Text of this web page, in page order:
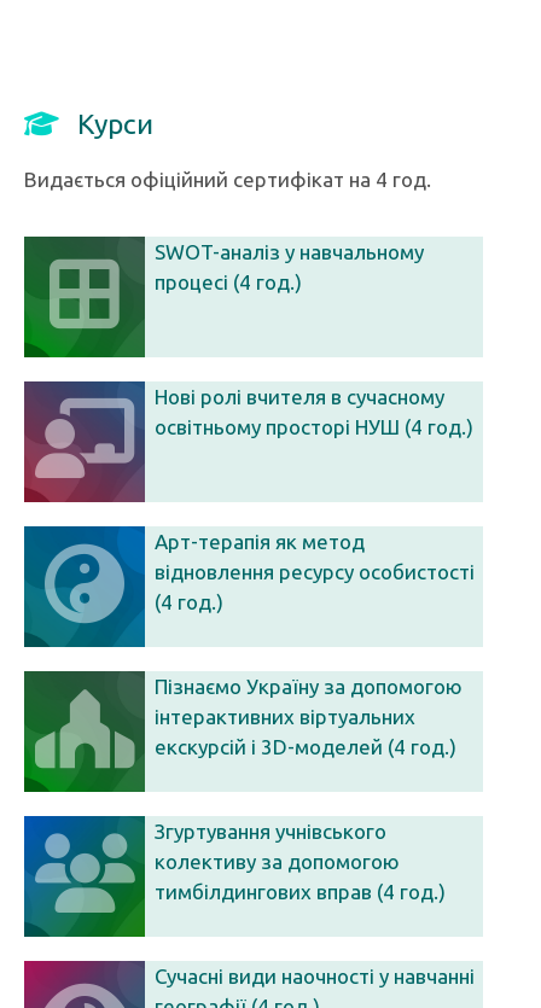
Курси
Видається офіційний сертифікат на 4 год.
SWOT-аналіз у навчальному
процесі (4 год.)
Нові ролі вчителя в сучасному
освітньому просторі НУШ (4 год.)
Арт-терапія як метод
відновлення ресурсу особистості
(4 год.)
Пізнаємо Україну за допомогою
інтерактивних віртуальних
екскурсій і 3D-моделей (4 год.)
Згуртування учнівського
колективу за допомогою
тимбілдингових вправ (4 год.)
Сучасні види наочності у навчанні